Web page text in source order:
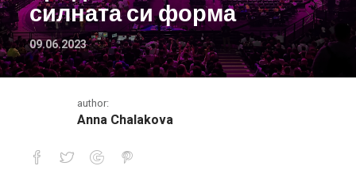
силната си форма
09.06.2023
author:
Anna Chalakova